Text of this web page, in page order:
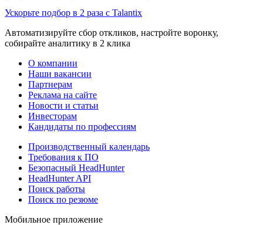
Ускорьте подбор в 2 раза с Talantix
Автоматизируйте сбор откликов, настройте воронку,
собирайте аналитику в 2 клика
О компании
Наши вакансии
Партнерам
Реклама на сайте
Новости и статьи
Инвесторам
Кандидаты по профессиям
Производственный календарь
Требования к ПО
Безопасный HeadHunter
HeadHunter API
Поиск работы
Поиск по резюме
Мобильное приложение